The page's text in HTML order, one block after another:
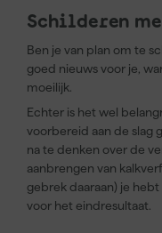
Schilderen
Ben je van plan om te
goed nieuws voor je,
moeilijk.
Echter is het wel
voorbereid aan de slag
na te denken over de
aanbrengen van
gebrek daaraan) je
voor het eindresultaat.